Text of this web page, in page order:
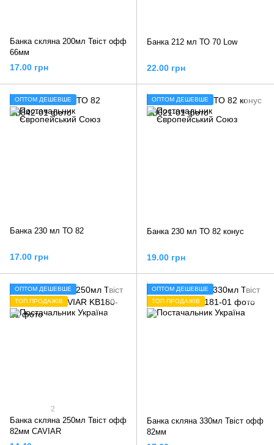
Банка скляна 200мл Твіст офф
66мм
17.00 грн
Банка 212 мл ТО 70 Low
22.00 грн
ОПТОМ ДЕШЕВШЕ
Банка 230 мл ТО 82
17.00 грн
ОПТОМ ДЕШЕВШЕ
Банка 230 мл ТО 82 конус
19.00 грн
ОПТОМ ДЕШЕВШЕ
ТОП ПРОДАЖІВ
2
Банка скляна 250мл Твіст офф
82мм CAVIAR
ОПТОМ ДЕШЕВШЕ
ТОП ПРОДАЖІВ
Банка скляна 330мл Твіст офф
82мм